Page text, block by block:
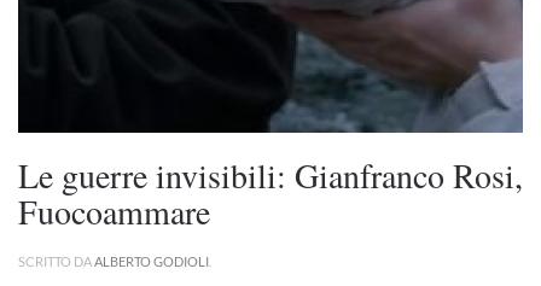
Le guerre invisibili: Gianfranco Rosi,
Fuocoammare
SCRITTO DAALBERTO GODIOLI